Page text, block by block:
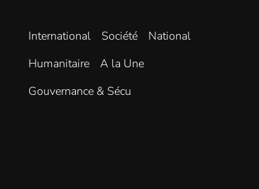
International Société
National
Humanitaire
A la Une
Gouvernance & Sécu